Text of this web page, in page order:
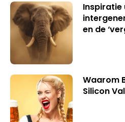
Inspiratie
en de
Waarom
Silicon